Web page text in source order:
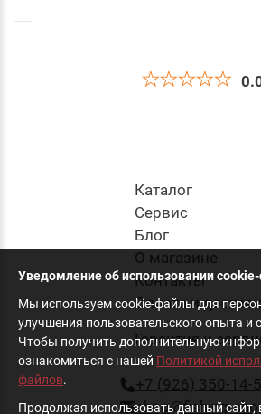
270
Каталог
Cервис
Блог
О магазине
Контакты
Оплата и
Гарантия и
+7 (926) 350-14-
shop@fishing-
Уведомление об использовании
Мы используем cookie-файлы для
улучшения пользовательского опыта и
Чтобы получить дополнительную
ознакомиться с нашей Политикой
файлов.
Продолжая использовать данный сайт,